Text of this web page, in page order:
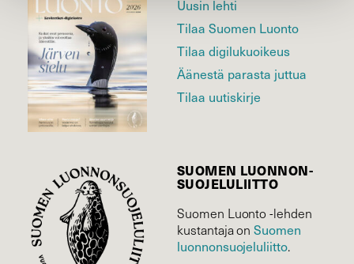
Uusin lehti
Tilaa Suomen Luonto
Tilaa digilukuoikeus
Äänestä parasta juttua
Tilaa uutiskirje
SUOMEN LUONNON­
SUOJELU­LIITTO
Suomen Luonto -lehden
kustantaja onSuomen
luonnonsuojelu­liitto.